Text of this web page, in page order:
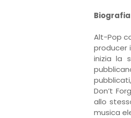
Biografia
Alt-Pop
producer
inizia la
Don’t
allo
musica